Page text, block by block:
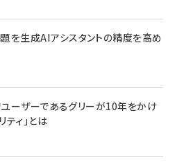
を生成AIアシスタントの精度を高め
ーザーであるグリーが10年をかけ
ィ」とは